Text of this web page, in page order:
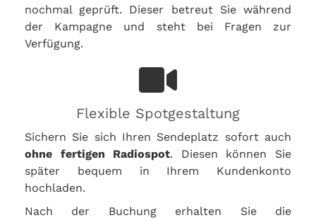
nochmal geprüft. Dieser betreut Sie während
der Kampagne und steht bei Fragen zur
Verfügung.
Flexible Spotgestaltung
Sichern Sie sich Ihren Sendeplatz sofort auch
ohne fertigen Radiospot. Diesen können Sie
später bequem in Ihrem Kundenkonto
hochladen.
Nach der Buchung erhalten Sie die